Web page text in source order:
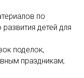
по
детей для
поделок,
праздникам;